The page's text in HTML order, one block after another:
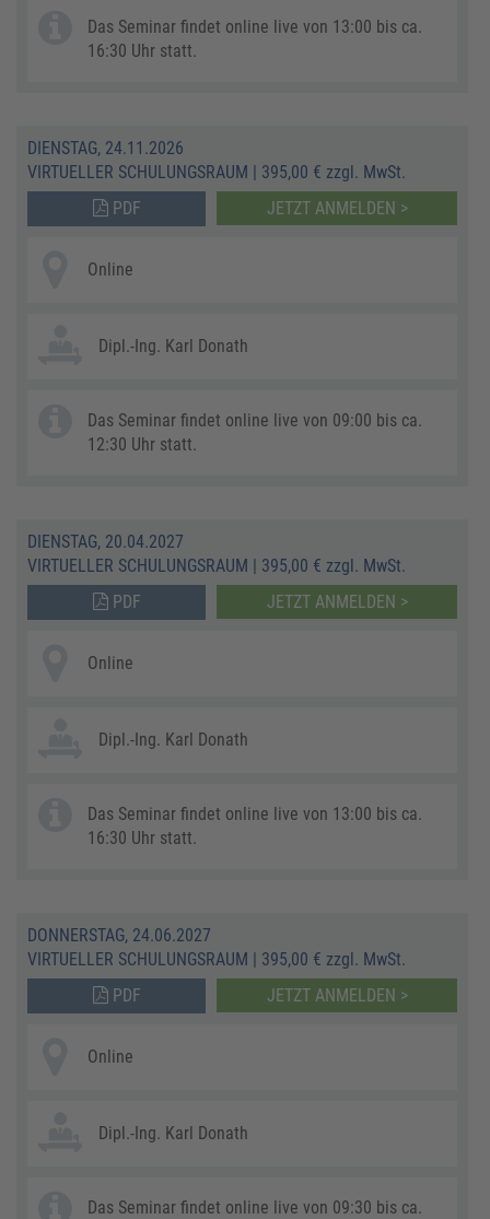
Das Seminar findet online live von 13:00 bis ca.
16:30 Uhr statt.
DIENSTAG, 24.11.2026
VIRTUELLER SCHULUNGSRAUM | 395,00 € zzgl. MwSt.
PDF
JETZT ANMELDEN >
Online
Dipl.-Ing. Karl Donath
Das Seminar findet online live von 09:00 bis ca.
12:30 Uhr statt.
DIENSTAG, 20.04.2027
VIRTUELLER SCHULUNGSRAUM | 395,00 € zzgl. MwSt.
PDF
JETZT ANMELDEN >
Online
Dipl.-Ing. Karl Donath
Das Seminar findet online live von 13:00 bis ca.
16:30 Uhr statt.
DONNERSTAG, 24.06.2027
VIRTUELLER SCHULUNGSRAUM | 395,00 € zzgl. MwSt.
PDF
JETZT ANMELDEN >
Online
Dipl.-Ing. Karl Donath
Das Seminar findet online live von 09:30 bis ca.